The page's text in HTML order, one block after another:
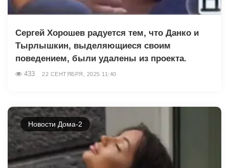
Сергей Хорошев радуется тем, что Данко и
Тырлышкин, выделяющиеся своим
поведением, были удалены из проекта.
433 22 СЕНТЯБРЯ, 2025 11:40
Новости Дома-2